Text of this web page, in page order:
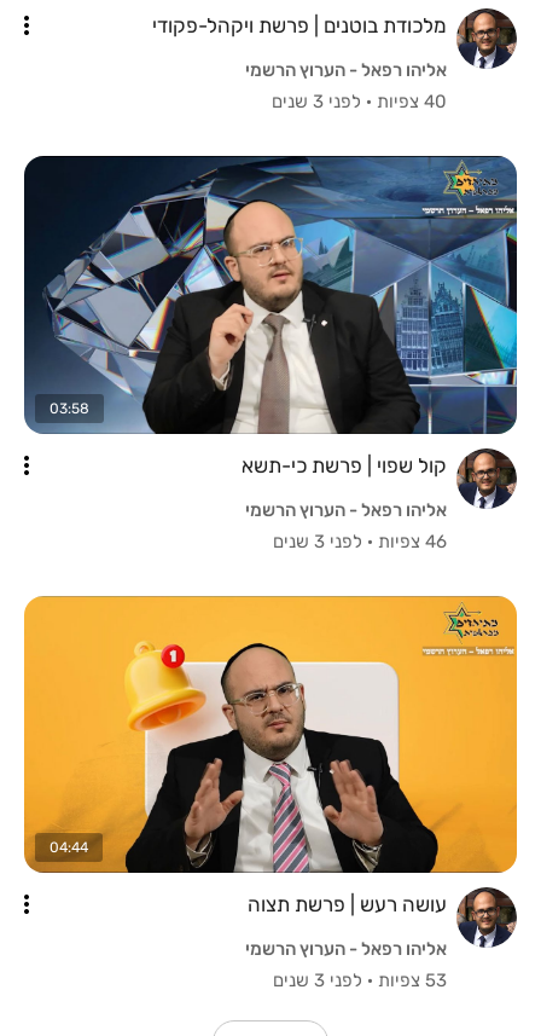
מלכודת בוטנים | פרשת ויקהל-פקודי
אליהו רפאל - הערוץ הרשמי
40 צפיות
· לפני 3 שנים
03:58
קול שפוי | פרשת כי-תשא
אליהו רפאל - הערוץ הרשמי
46 צפיות
· לפני 3 שנים
04:44
עושה רעש | פרשת תצוה
אליהו רפאל - הערוץ הרשמי
53 צפיות
· לפני 3 שנים